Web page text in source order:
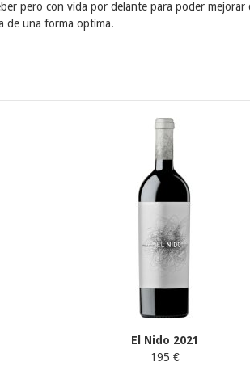
pero con vida por delante para poder mejorar
de una forma optima.
El Nido 2021
195 €